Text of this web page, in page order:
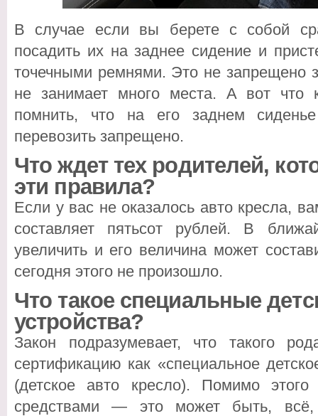
В случае если вы берете с собой
посадить их на заднее сидение и
точечными ремнями. Это не запрещено
не занимает много места. А вот что
помнить, что на его заднем
перевозить запрещено.
Что ждет тех родителей,
эти правила?
Если у вас не оказалось авто кресла,
составляет пятьсот рублей. В
увеличить и его величина может
сегодня этого не произошло.
Что такое специальные
устройства?
Закон подразумевает, что такого
сертификацию как «специальное
(детское авто кресло). Помимо
средствами — это может быть, всё,